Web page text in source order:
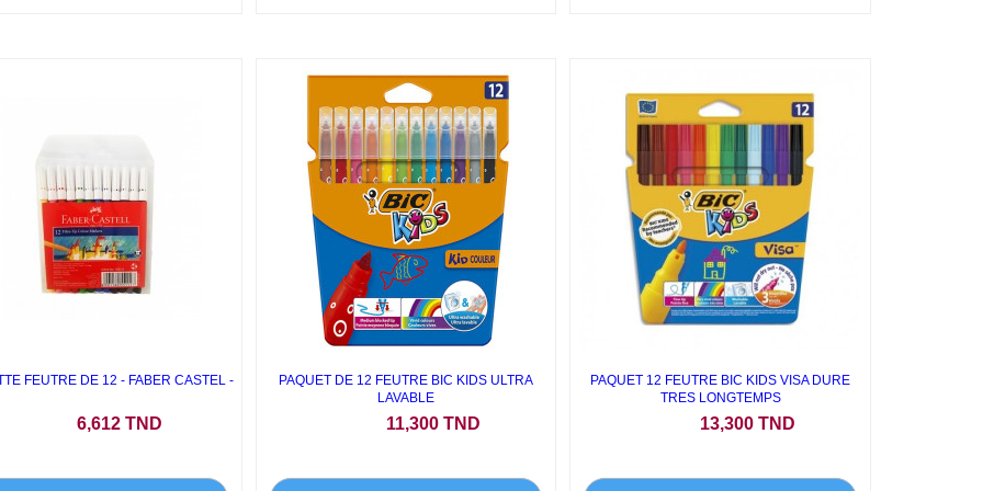
FEUTRE DE 12 - FABER CASTEL -
6,612 TND
PAQUET DE 12 FEUTRE BIC KIDS ULTRA
LAVABLE
11,300 TND
PAQUET 12 FEUTRE BIC KIDS VISA DURE
TRES LONGTEMPS
13,300 TND